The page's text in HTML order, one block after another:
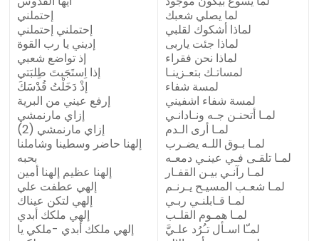
إحتملني
إحتملني إحتملني
إديني يا رب القوة
إذ تواضع شعبي
إذا اِستَجَبتَ طِلبَتي
إذْ دَخَلْتُ قُدْسَكَ
إرفع عيني من البرية
إزاي مارنمشي
إزاي مارنمشي (2)
إلهنا حاضر وسطينا وشاملنا
بحبه
إلهنا عظيم إلهنا أمين
إلهي عطفت علي
إلهي لتكن عيناك
إلهي ملكك أبدي
إلهي ملكك أبدي -ملكي يا
لما يصلي شعبك
لماذا أشكوك لقلبي
لماذا جئت ياربى
لماذا نحن فقراء
لمساتـك بتعـزينـا
لمسة شفاء
لمسة شفاء اشفيني
لمـا أتحنـن جـه ونـادانـي
لمـا أرى الـدم
لمـا بـوق اللـه يضـرب
لمـا تلقـى فـي عينـي دمعـه
لمـا رآنـي بيـن القفـار
لمـا شعـب المسيـح يـرنـم
لمـا قـابلنـي ربـي
لمـا همـوم القلـب
لمـّا اسـأل تـُرُد علـيَّ